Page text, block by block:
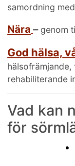
samordning
Nära –genom
God hälsa,
rehabiliterande
Vad kan
för